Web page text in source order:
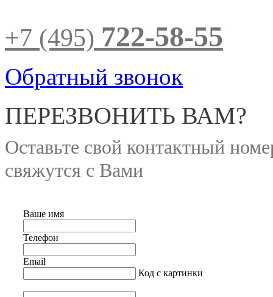
+7 (495) 722-58-55
Обратный звонок
ПЕРЕЗВОНИТЬ ВАМ?
Оставьте свой контактный
свяжутся с Вами
Ваше имя
Телефон
Email
Код с картинки